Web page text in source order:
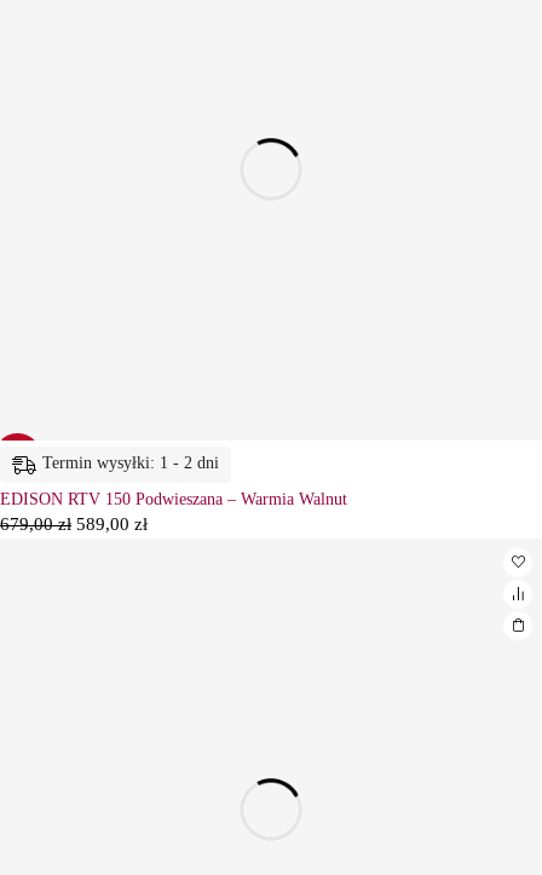
13% Termin wysyłki: 1 - 2 dni
EDISON RTV 150 Podwieszana – Warmia Walnut
679,00zł 589,00 zł